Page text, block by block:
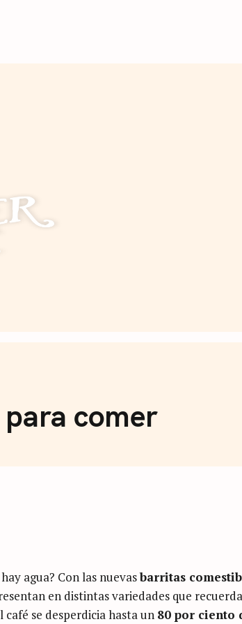
comer
agua? Con las nuevasbarritas
en distintas variedades que
se desperdicia hasta un 80 por ciento